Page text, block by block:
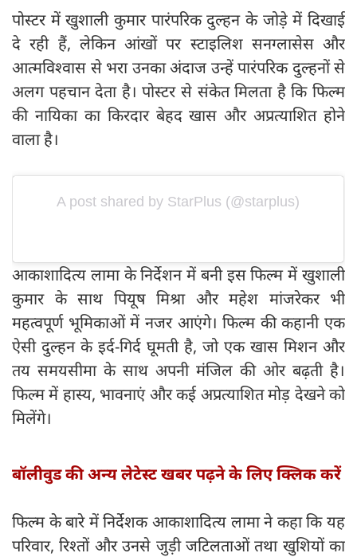
पोस्टर में खुशाली कुमार पारंपरिक दुल्हन के जोड़े में दिखाई
दे रही हैं, लेकिन आंखों पर स्टाइलिश सनग्लासेस और
आत्मविश्वास से भरा उनका अंदाज उन्हें पारंपरिक दुल्हनों से
अलग पहचान देता है। पोस्टर से संकेत मिलता है कि फिल्म
की नायिका का किरदार बेहद खास और अप्रत्याशित होने
वाला है।
A post shared by StarPlus (@starplus)
आकाशादित्य लामा के निर्देशन में बनी इस फिल्म में खुशाली
कुमार के साथ पियूष मिश्रा और महेश मांजरेकर भी
महत्वपूर्ण भूमिकाओं में नजर आएंगे। फिल्म की कहानी एक
ऐसी दुल्हन के इर्द-गिर्द घूमती है, जो एक खास मिशन और
तय समयसीमा के साथ अपनी मंजिल की ओर बढ़ती है।
फिल्म में हास्य, भावनाएं और कई अप्रत्याशित मोड़ देखने को
मिलेंगे।
बॉलीवुड की अन्य लेटेस्ट खबर पढ़ने के लिए क्लिक करें
फिल्म के बारे में निर्देशक आकाशादित्य लामा ने कहा कि यह
परिवार, रिश्तों और उनसे जुड़ी जटिलताओं तथा खुशियों का